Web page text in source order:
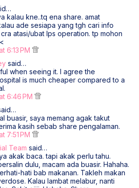
kalau kne..tq ena share. amat
ade sesiapa yang tgh cari info
atasi/ubat lps operation. tp mohon
6:13 PM
said…
when seeing it. I agree the
is much cheaper compared to a
6:46 PM
buasir, saya memang agak takut
kasih sebab share pengalaman.
7:51 PM
Team said…
akak baca. tapi akak perlu tahu.
dulu, macam ada buasir. Hahaha.
hati bab makanan. Takleh makan
Kalau lambat melabur, nanti